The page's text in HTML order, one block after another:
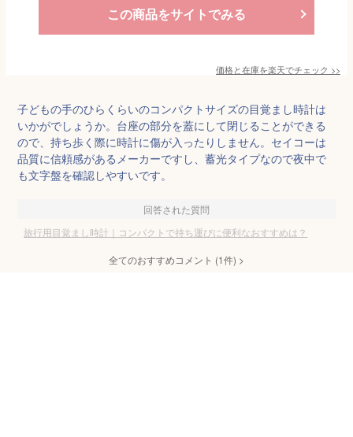
この商品をサイトでみる
価格と在庫を楽天でチェック >>
子どもの手のひらくらいのコンパクトサイズの目覚まし時計は
いかがでしょうか。台座の部分を蓋にして閉じることができる
ので、持ち歩く際に時計に傷が入ったりしません。セイコーは
品質に信頼感があるメーカーですし、蓄光タイプなので夜中で
も文字盤を確認しやすいです。
回答された質問
旅行用目覚まし時計｜コンパクトで持ち運びに便利なおすすめは？
全てのおすすめコメント (1件) >